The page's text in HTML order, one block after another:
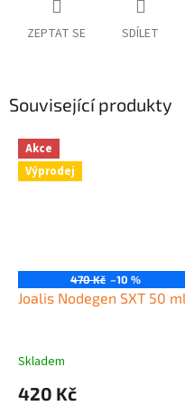
ZEPTAT SE SDÍLET
Související produkty
Akce
Výprodej
470 Kč –10 %
Joalis Nodegen SXT 50 ml
Skladem
420 Kč